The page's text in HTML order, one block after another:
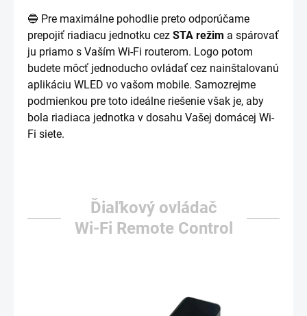
🔵 Pre maximálne pohodlie preto odporúčame
prepojiť riadiacu jednotku cez STA režim a spárovať
ju priamo s Vaším Wi-Fi routerom. Logo potom
budete môcť jednoducho ovládať cez nainštalovanú
aplikáciu WLED vo vašom mobile. Samozrejme
podmienkou pre toto ideálne riešenie však je, aby
bola riadiaca jednotka v dosahu Vašej domácej Wi-
Fi siete.
Ďiaľkový ovládač
Wi-Fi Remote Control